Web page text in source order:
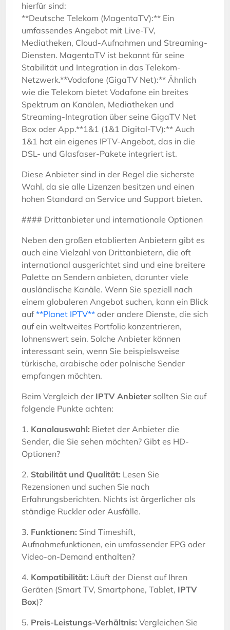
hierfür sind:
**Deutsche Telekom (MagentaTV):** Ein
umfassendes Angebot mit Live-TV,
Mediatheken, Cloud-Aufnahmen und Streaming-
Diensten. MagentaTV ist bekannt für seine
Stabilität und Integration in das Telekom-
Netzwerk.**Vodafone (GigaTV Net):** Ähnlich
wie die Telekom bietet Vodafone ein breites
Spektrum an Kanälen, Mediatheken und
Streaming-Integration über seine GigaTV Net
Box oder App.**1&1 (1&1 Digital-TV):** Auch
1&1 hat ein eigenes IPTV-Angebot, das in die
DSL- und Glasfaser-Pakete integriert ist.
Diese Anbieter sind in der Regel die sicherste
Wahl, da sie alle Lizenzen besitzen und einen
hohen Standard an Service und Support bieten.
#### Drittanbieter und internationale Optionen
Neben den großen etablierten Anbietern gibt es
auch eine Vielzahl von Drittanbietern, die oft
international ausgerichtet sind und eine breitere
Palette an Sendern anbieten, darunter viele
ausländische Kanäle. Wenn Sie speziell nach
einem globaleren Angebot suchen, kann ein Blick
auf**Planet IPTV** oder andere Dienste, die sich
auf ein weltweites Portfolio konzentrieren,
lohnenswert sein. Solche Anbieter können
interessant sein, wenn Sie beispielsweise
türkische, arabische oder polnische Sender
empfangen möchten.
Beim Vergleich der IPTV Anbietersollten Sie auf
folgende Punkte achten:
1. Kanalauswahl: Bietet der Anbieter die
Sender, die Sie sehen möchten? Gibt es HD-
Optionen?
2. Stabilität und Qualität: Lesen Sie
Rezensionen und suchen Sie nach
Erfahrungsberichten. Nichts ist ärgerlicher als
ständige Ruckler oder Ausfälle.
3. Funktionen: Sind Timeshift,
Aufnahmefunktionen, ein umfassender EPG oder
Video-on-Demand enthalten?
4. Kompatibilität: Läuft der Dienst auf Ihren
Geräten (Smart TV, Smartphone, Tablet, IPTV
Box)?
5. Preis-Leistungs-Verhältnis: Vergleichen Sie